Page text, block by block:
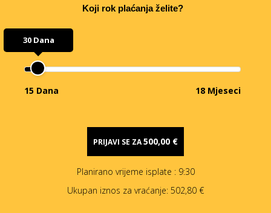
Koji rok plaćanja želite?
30 Dana
15 Dana 18 Mjeseci
PRIJAVI SE ZA500,00 €
Planirano vrijeme isplate : 9:30
Ukupan iznos za vraćanje: 502,80 €